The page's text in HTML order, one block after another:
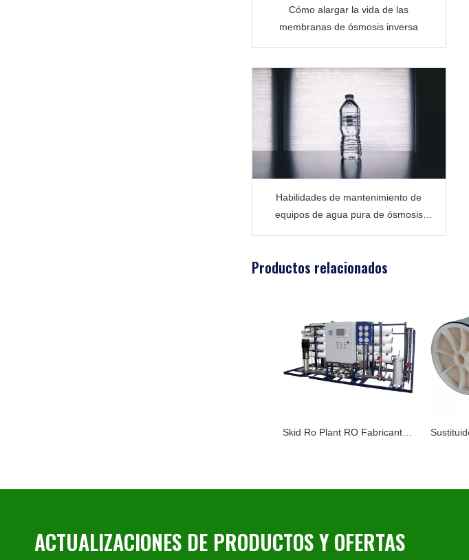
Cómo alargar la vida de las
membranas de ósmosis inversa
Habilidades de mantenimiento de
equipos de agua pura de ósmosis
Productos relacionados
Skid Ro Plant RO Fabricante del sistema en China en agua salobre y agua de pozo profundo
ACTUALIZACIONES DE PRODUCTOS Y OFERTAS